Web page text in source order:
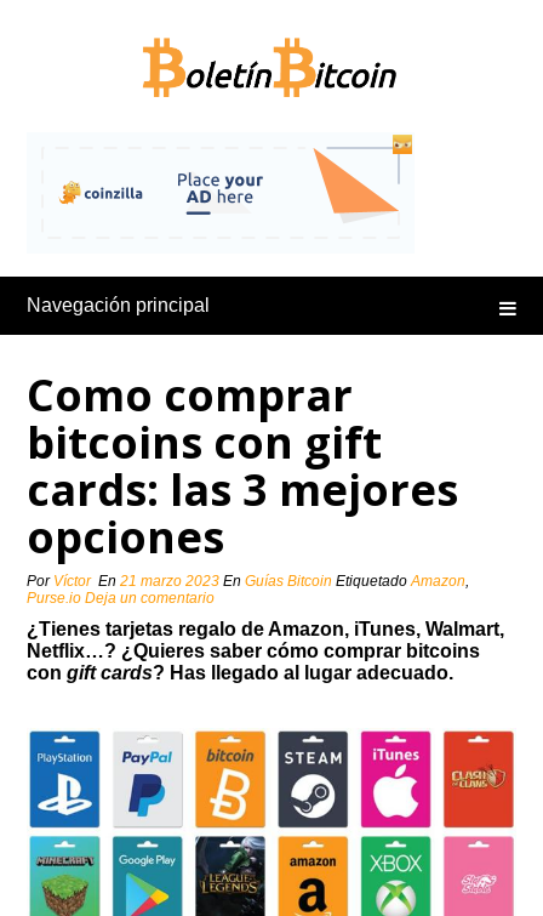
Navegación principal
Como comprar
bitcoins con gift
cards: las 3 mejores
opciones
Por Víctor En21 marzo 2023 EnGuías Bitcoin EtiquetadoAmazon,
Purse.io Deja un comentario
¿Tienes tarjetas regalo de Amazon, iTunes, Walmart,
Netflix…? ¿Quieres saber cómo comprar bitcoins
congift cards? Has llegado al lugar adecuado.